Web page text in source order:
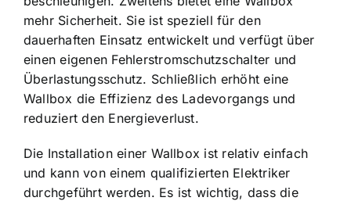
mehr Sicherheit. Sie ist speziell für den
dauerhaften Einsatz entwickelt und verfügt über
einen eigenen Fehlerstromschutzschalter und
Überlastungsschutz. Schließlich erhöht eine
Wallbox die Effizienz des Ladevorgangs und
reduziert den Energieverlust.
Die Installation einer Wallbox ist relativ einfach
und kann von einem qualifizierten Elektriker
durchgeführt werden. Es ist wichtig, dass die